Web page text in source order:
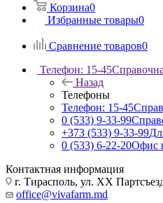
Корзина0
Избранные товары0
Сравнение товаров0
Телефон: 15-45
Назад
Телефоны
Телефон: 15-45
0 (533) 9-33-99
+373 (533) 9-33-99
0 (533) 6-22-20Офис
Контактная информация
г. Тирасполь, ул. ХХ
office@vivafarm.md